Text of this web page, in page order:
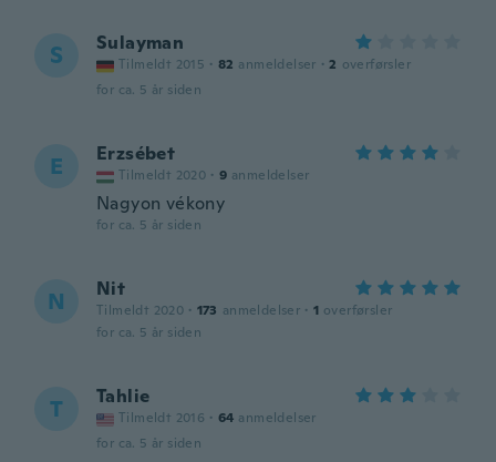
S Sulayman
Tilmeldt 2015 · 82 anmeldelser · 2 overførsler
for ca. 5 år siden
E Erzsébet
Tilmeldt 2020 · 9 anmeldelser
Nagyon vékony
for ca. 5 år siden
N Nit
Tilmeldt 2020 · 173 anmeldelser · 1 overførsler
for ca. 5 år siden
T Tahlie
Tilmeldt 2016 · 64 anmeldelser
for ca. 5 år siden